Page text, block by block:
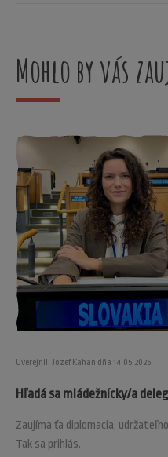
Mohlo by vás
Uverejnil: Jozef Kahan dňa 14.05.2026
Hľadá sa mládežnícky/a
Zaujíma ťa diplomacia,
Tak sa prihlás.